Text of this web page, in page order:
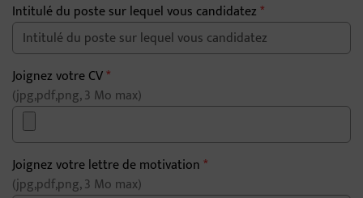
Intitulé du poste sur lequel vous candidatez*
Joignez votre CV*
(jpg,pdf,png, 3 Mo max)
Joignez votre lettre de motivation*
(jpg,pdf,png, 3 Mo max)